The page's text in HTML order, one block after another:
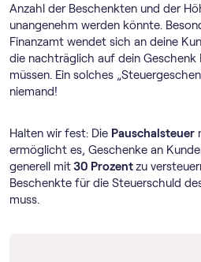
Anzahl der Beschenkten und der
unangenehm werden könnte.
Finanzamt wendet sich an deine
die nachträglich auf dein Geschenk
müssen. Ein solches
niemand!
Halten wir fest: Die Pauschalsteuer
ermöglicht es, Geschenke an
generell mit30 Prozentzu
Beschenkte für die Steuerschuld
muss.